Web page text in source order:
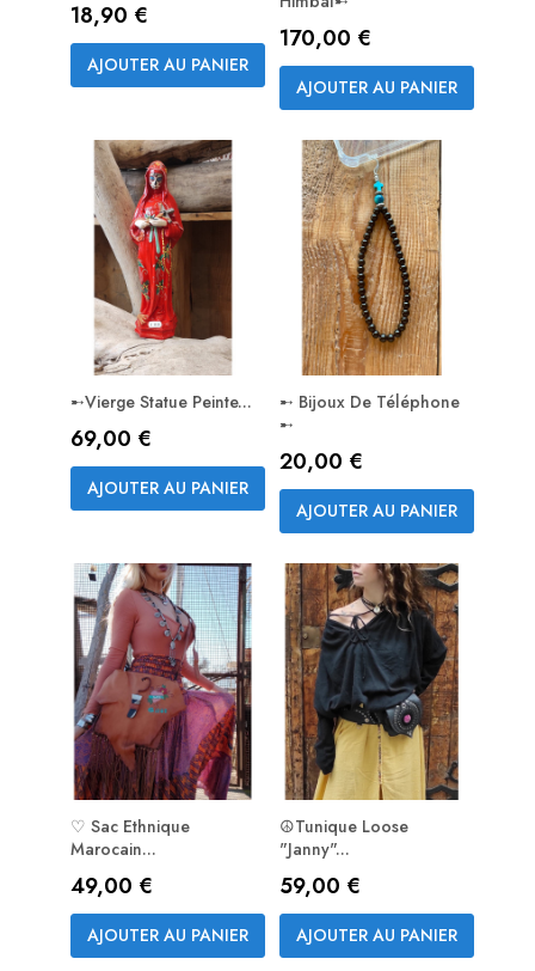
Prix
18,90 €
AJOUTER AU PANIER
Prix
170,00 €
AJOUTER AU PANIER
➸Vierge Statue Peinte...
Prix
69,00 €
AJOUTER AU PANIER
➸ Bijoux De Téléphone
➸
Prix
20,00 €
AJOUTER AU PANIER
♡ Sac Ethnique
Marocain...
Prix
49,00 €
AJOUTER AU PANIER
☮Tunique Loose
"Janny"...
Prix
59,00 €
AJOUTER AU PANIER